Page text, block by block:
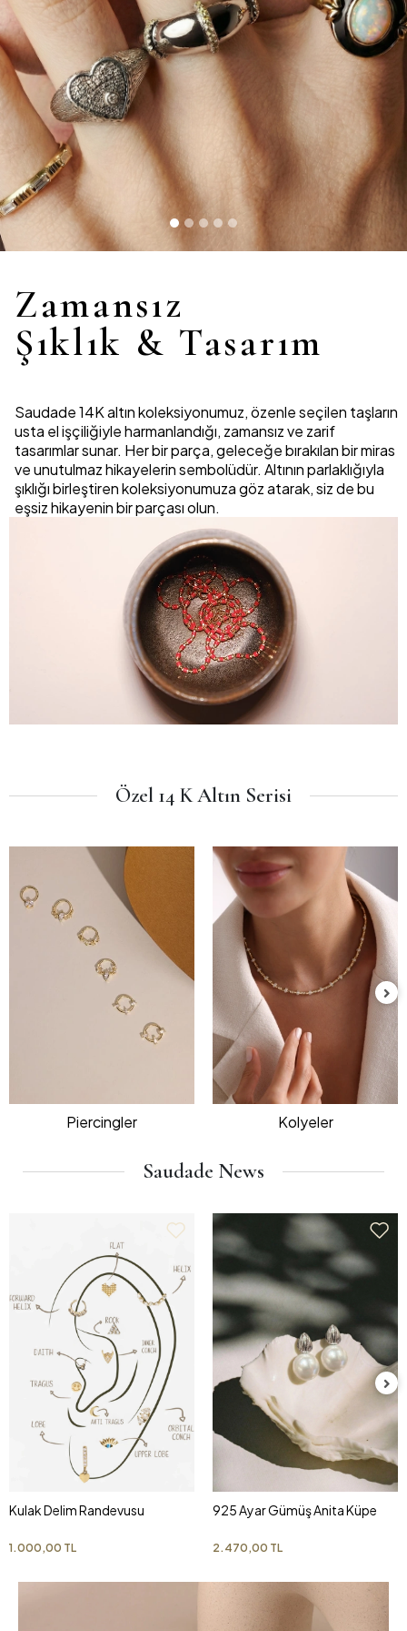
Zamansız
Şıklık & Tasarım
Saudade 14K altın koleksiyonumuz, özenle seçilen taşların
usta el işçiliğiyle harmanlandığı, zamansız ve zarif
tasarımlar sunar. Her bir parça, geleceğe bırakılan bir miras
ve unutulmaz hikayelerin sembolüdür. Altının parlaklığıyla
şıklığı birleştiren koleksiyonumuza göz atarak, siz de bu
eşsiz hikayenin bir parçası olun.
Özel 14 K Altın Serisi
Piercingler Kolyeler
Saudade News
Kulak Delim Randevusu
1.000,00 TL
925 Ayar Gümüş Anita Küpe
2.470,00 TL